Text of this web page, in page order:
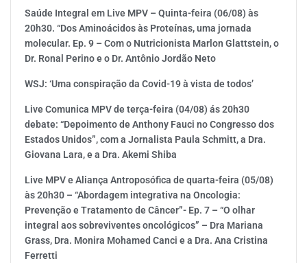
Saúde Integral em Live MPV – Quinta-feira (06/08) às
20h30. “Dos Aminoácidos às Proteínas, uma jornada
molecular. Ep. 9 – Com o Nutricionista Marlon Glattstein, o
Dr. Ronal Perino e o Dr. Antônio Jordão Neto
WSJ: ‘Uma conspiração da Covid-19 à vista de todos’
Live Comunica MPV de terça-feira (04/08) ás 20h30
debate: “Depoimento de Anthony Fauci no Congresso dos
Estados Unidos”, com a Jornalista Paula Schmitt, a Dra.
Giovana Lara, e a Dra. Akemi Shiba
Live MPV e Aliança Antroposófica de quarta-feira (05/08)
às 20h30 – “Abordagem integrativa na Oncologia:
Prevenção e Tratamento de Câncer”- Ep. 7 – “O olhar
integral aos sobreviventes oncológicos” – Dra Mariana
Grass, Dra. Monira Mohamed Canci e a Dra. Ana Cristina
Ferretti